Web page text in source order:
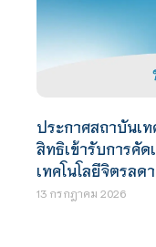
ประกาศสถาบันเท
สิทธิเข้ารับการคั
เทคโนโลยีจิตรล
13 กรกฎาคม 2026